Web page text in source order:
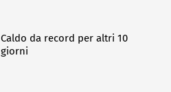
Caldo da record per altri 10
giorni